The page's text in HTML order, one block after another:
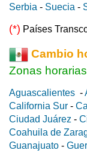
Serbia - Suecia -
(*) Países
Cambio
Zonas
Aguascalientes -
California Sur -
Ciudad Juárez -
Coahuila de
Guanajuato -